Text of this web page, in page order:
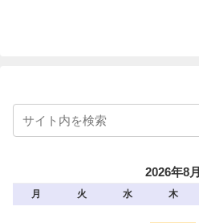
2026年8月
月 火 水 木